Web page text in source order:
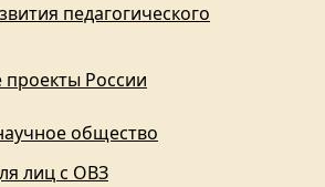
педагогического
России
общество
лиц с ОВЗ